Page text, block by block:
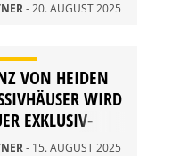
- 20. AUGUST 2025
VON HEIDEN
WIRD
EXKLUSIV-
- 15. AUGUST 2025